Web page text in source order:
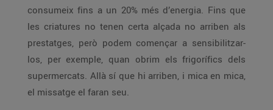
consumeix fins a un 20% més d’energia. Fins que
les criatures no tenen certa alçada no arriben als
prestatges, però podem començar a sensibilitzar-
los, per exemple, quan obrim els frigorífics dels
supermercats. Allà sí que hi arriben, i mica en mica,
el missatge el faran seu.